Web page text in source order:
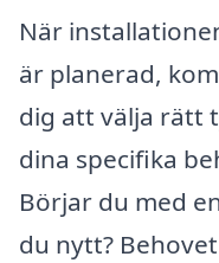
När
är planerad,
dig att välja rätt
dina specifika
Börjar du med
du nytt?